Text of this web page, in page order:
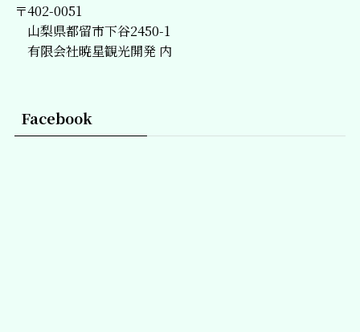
〒402-0051
山梨県都留市下谷2450-1
有限会社暁星観光開発 内
Facebook